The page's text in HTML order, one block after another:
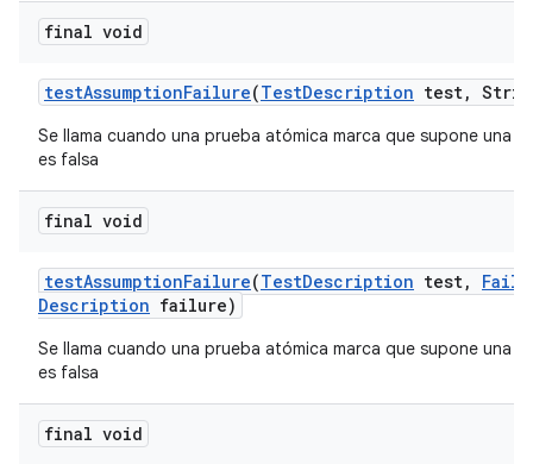
final void
testAssumptionFailure(TestDescription test,
Se llama cuando una prueba atómica marca que supone una
es falsa
final void
testAssumptionFailure(TestDescription test,
Description failure)
Se llama cuando una prueba atómica marca que supone una
es falsa
final void